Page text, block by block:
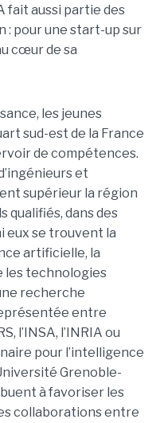
fait aussi partie des
: pour une start-up sur
cœur de sa
les jeunes
sud-est de la France
de compétences.
et
supérieur la région
qualifiés, dans des
eux se trouvent la
artificielle, la
les technologies
recherche
entre
l’INSA, l’INRIA ou
pour l’intelligence
Grenoble-
à favoriser les
collaborations entre